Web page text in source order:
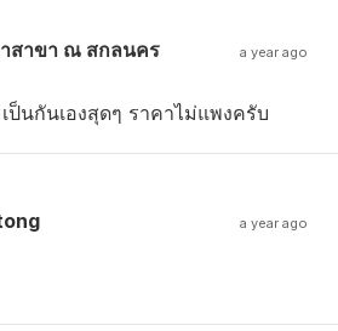
สาขา ณ สกลนคร a year ago
ป็นกันเองสุดๆ ราคาไม่แพงครับ
a year ago